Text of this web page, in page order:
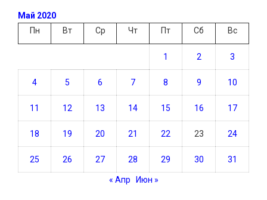
Май 2020
Пн
Вт Ср Чт Пт Сб Вс
1 2 3
4 5 6 7 8 9 10
11 12 13 14 15 16 17
18 19 20 21 22 23 24
25 26 27 28 29 30 31
« Апр Июн »